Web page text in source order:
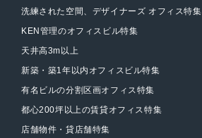
洗練された空間、デザイナーズ オフィス特集
KEN管理のオフィスビル特集
天井高3m以上
新築・築1年以内オフィスビル特集
有名ビルの分割区画オフィス特集
都心200坪以上の賃貸オフィス特集
店舗物件・貸店舗特集